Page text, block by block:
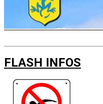
FLASH INFOS